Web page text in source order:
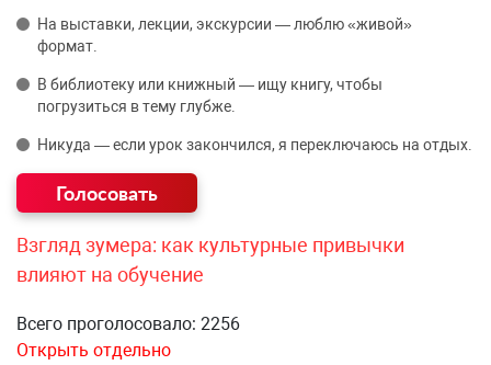
На выставки, лекции, экскурсии — люблю «живой»
формат.
В библиотеку или книжный — ищу книгу, чтобы
погрузиться в тему глубже.
Никуда — если урок закончился, я переключаюсь на отдых.
Взгляд зумера: как культурные привычки
влияют на обучение
Всего проголосовало: 2256
Открыть отдельно